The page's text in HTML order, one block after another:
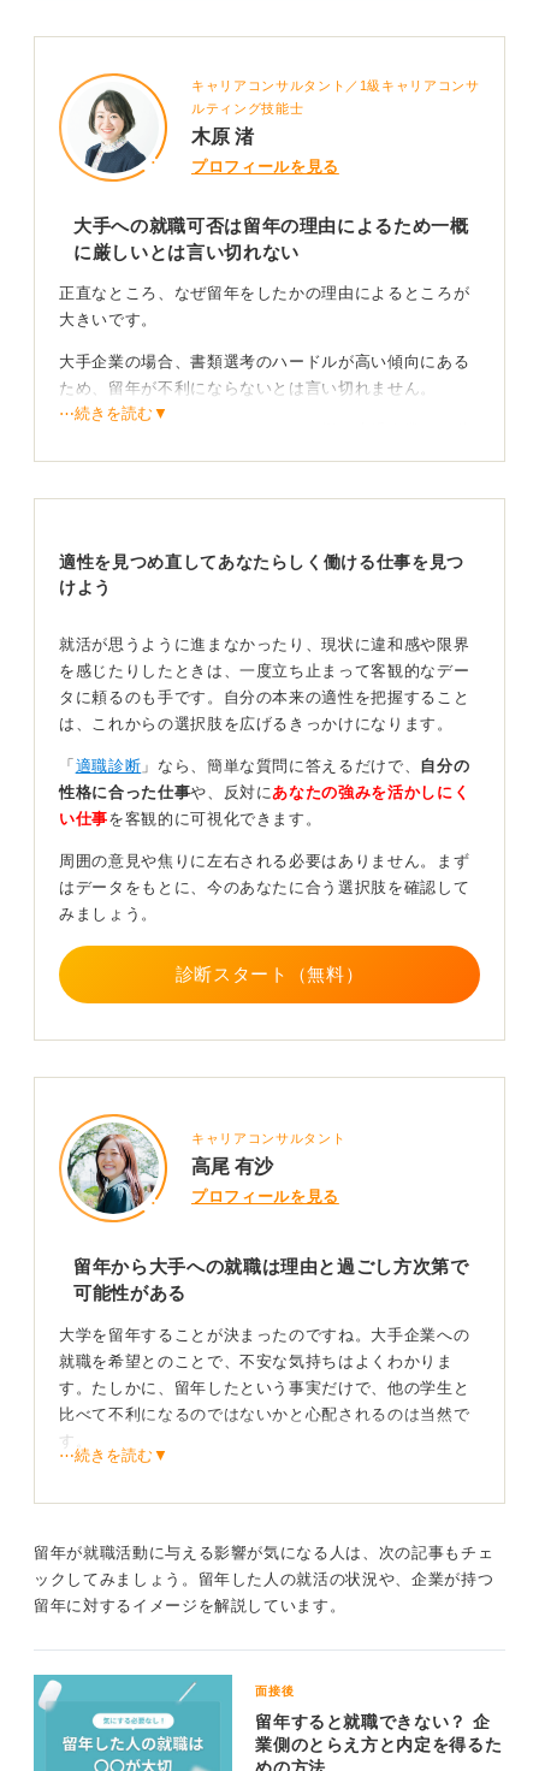
キャリアコンサルタント／1級キャリアコンサ
ルティング技能士
木原 渚
プロフィールを見る
大手への就職可否は留年の理由によるため一概
に厳しいとは言い切れない
正直なところ、なぜ留年をしたかの理由によるところが
大きいです。
大手企業の場合、書類選考のハードルが高い傾向にある
ため、留年が不利にならないとは言い切れません。
留年から何を得てどう成長したのかを伝えることで
評価につながる
たとえば、1年間休学して海外でボランティア活動に従事
したり、NPO活動に尽力したりした結果、その経験が評
価されて大手企業に就職したというケースも実際にあり
ます。
また、病気や家庭の事情など、やむを得ない理由で留年
した場合もあるでしょう。そのような場合は、嘘をつく
ことなく誠実にその理由を説明し、その経験から何を学
たとえ安易な理由で留年してしまったとしても、その期
間に自分自身と深く向き合い、本当にやりたいことを見
つけて努力したのであれば、その経験を成長の糧として
企業に伝えることができます。
つまり、伝え方次第で、その期間が無駄な経験ではなか
えるようにしましょう。
0
⋯続きを読む▼
適性を見つめ直してあなたらしく働ける仕事を見つ
けよう
就活が思うように進まなかったり、現状に違和感や限界
を感じたりしたときは、一度立ち止まって客観的なデー
タに頼るのも手です。自分の本来の適性を把握すること
は、これからの選択肢を広げるきっかけになります。
「 適職診断 」なら、簡単な質問に答えるだけで、 自分の
性格に合った仕事や、反対に あなたの強みを活かしにく
い仕事を客観的に可視化できます。
周囲の意見や焦りに左右される必要はありません。まず
はデータをもとに、今のあなたに合う選択肢を確認して
みましょう。
診断スタート（無料）
キャリアコンサルタント
高尾 有沙
プロフィールを見る
留年から大手への就職は理由と過ごし方次第で
可能性がある
大学を留年することが決まったのですね。大手企業への
就職を希望とのことで、不安な気持ちはよくわかりま
す。たしかに、留年したという事実だけで、他の学生と
比べて不利になるのではないかと心配されるのは当然で
す。
に閉ざされるわけでは決してありません。
企業が注目するのは、留年したという事実そのものより
も、「なぜ留年したのか」そして「留年期間をどのよう
に過ごしたのか」という点です。
ば挽回できる
たとえば、病気や経済的な理由など、やむを得ない事情
⋯続きを読む▼
留年が就職活動に与える影響が気になる人は、次の記事もチェ
ックしてみましょう。留年した人の就活の状況や、企業が持つ
留年に対するイメージを解説しています。
面接後
留年すると就職できない？ 企
業側のとらえ方と内定を得るた
めの方法